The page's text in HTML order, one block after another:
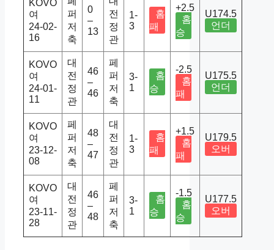
KOVO
여
24-02-
16
퍼
저
축
0
–
13
전
정
관
1-
3
홈
패
+2.5
홈
승
U174.5
언더
KOVO
여
24-01-
11
대
전
정
관
46
–
46
페
퍼
저
축
3-
1
홈
승
-2.5
홈
패
U175.5
언더
KOVO
여
23-12-
08
페
퍼
저
축
48
–
47
대
전
정
관
1-
3
홈
패
+1.5
홈
패
U179.5
오버
KOVO
여
23-11-
28
대
전
정
관
46
–
48
페
퍼
저
축
3-
1
홈
승
-1.5
홈
승
U177.5
오버